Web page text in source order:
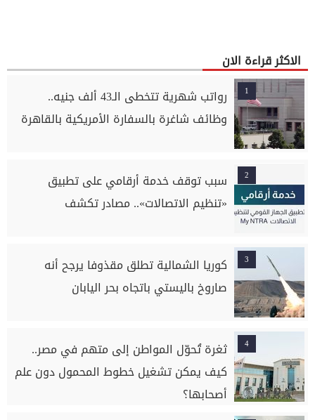
الاكثر قراءة الان
1
رواتب شهرية تتخطى الـ43 ألف جنيه..
وظائف شاغرة بالسفارة الأمريكية بالقاهرة
2
سبب توقف خدمة أرقامي على تطبيق
«تنظيم الاتصالات».. مصادر تكشف
3
كوريا الشمالية تطلق مقذوفا يرجح أنه
صاروخ باليستي باتجاه بحر اليابان
4
ثغرة تُحوّل المواطن إلى متهم في مصر..
كيف يمكن تشغيل خطوط المحمول دون علم
أصحابها؟